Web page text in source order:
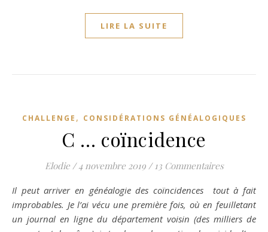
LIRE LA SUITE
CHALLENGE , CONSIDÉRATIONS GÉNÉALOGIQUES
C … coïncidence
Elodie / 4 novembre 2019 / 13 Commentaires
Il peut arriver en généalogie des coïncidences tout à fait
improbables. Je l’ai vécu une première fois, où en feuilletant
un journal en ligne du département voisin (des milliers de